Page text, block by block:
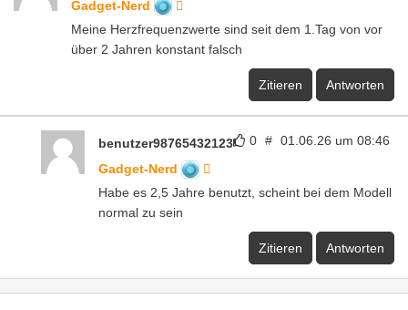
Gadget-Nerd
Meine Herzfrequenzwerte sind seit dem 1.Tag von vor
über 2 Jahren konstant falsch
Zitieren Antworten
0 # 01.06.26 um 08:46
benutzer98765432123
Gadget-Nerd
Habe es 2,5 Jahre benutzt, scheint bei dem Modell
normal zu sein
Zitieren Antworten